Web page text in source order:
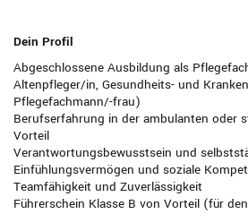
Dein Profil
Abgeschlossene Ausbildung als
Altenpfleger/in, Gesundheits- und
Pflegefachmann/-frau)
Berufserfahrung in der ambulanten oder
Vorteil
Verantwortungsbewusstsein und
Einfühlungsvermögen und soziale
Teamfähigkeit und Zuverlässigkeit
Führerschein Klasse B von Vorteil (für